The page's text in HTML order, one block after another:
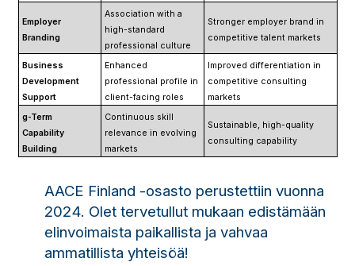
Employer
Branding
Association with a
high-standard
professional culture
Stronger employer brand in
competitive talent markets
Business
Development
Support
Enhanced
professional profile in
client-facing roles
Improved differentiation in
competitive consulting
markets
g-Term
Capability
Building
Continuous skill
relevance in evolving
markets
Sustainable, high-quality
consulting capability
AACE Finland -osasto perustettiin vuonna
2024. Olet tervetullut mukaan edistämään
elinvoimaista paikallista ja vahvaa
ammatillista yhteisöä!